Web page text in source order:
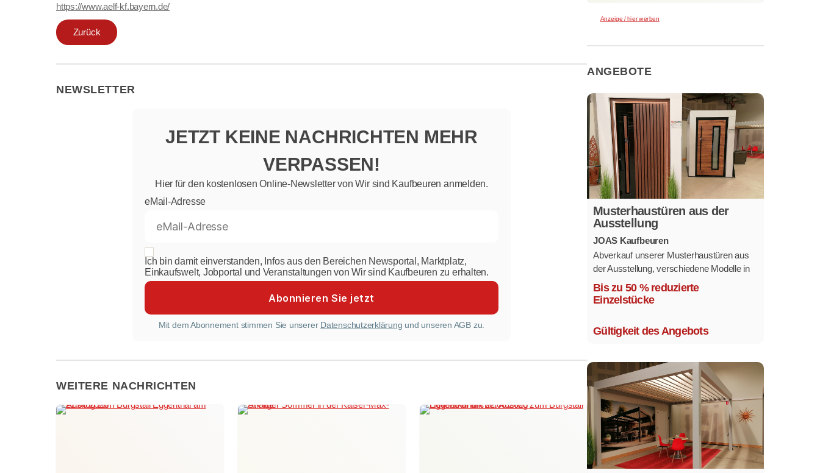
https://www.aelf-kf.bayern.de/
Zurück
NEWSLETTER
JETZT KEINE NACHRICHTEN MEHR
VERPASSEN!
Hier für den kostenlosen Online-Newsletter von Wir sind Kaufbeuren anmelden.
eMail-Adresse
Ich bin damit einverstanden, Infos aus den Bereichen Newsportal, Marktplatz,
Einkaufswelt, Jobportal und Veranstaltungen von Wir sind Kaufbeuren zu erhalten.
Mit dem Abonnement stimmen Sie unserer Datenschutzerklärung und unseren AGB zu.
WEITERE NACHRICHTEN
Anzeige / hier werben
ANGEBOTE
Musterhaustüren aus der
Ausstellung
JOAS Kaufbeuren
Abverkauf unserer Musterhaustüren aus
der Ausstellung, verschiedene Modelle in
mehreren Farben und
Ausstattungsvarianten.
Bis zu 50 % reduzierte
Einzelstücke
Gültigkeit des Angebots